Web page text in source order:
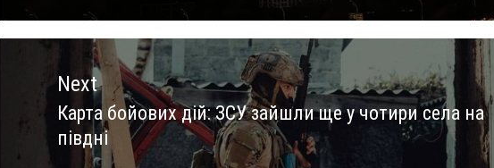
Next
Next
post:
Карта бойових дій: ЗСУ зайшли ще у чотири села на
півдні